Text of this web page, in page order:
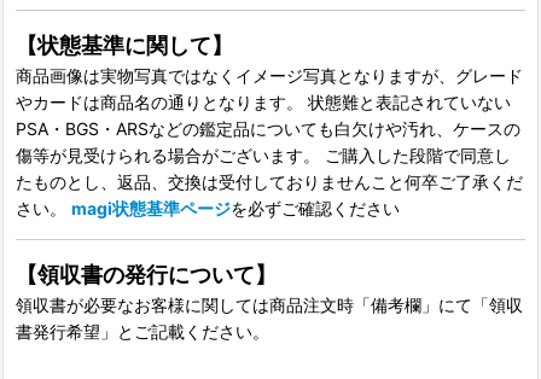
【状態基準に関して】
商品画像は実物写真ではなくイメージ写真となりますが、グレード
やカードは商品名の通りとなります。 状態難と表記されていない
PSA・BGS・ARSなどの鑑定品についても白欠けや汚れ、ケースの
傷等が見受けられる場合がございます。 ご購入した段階で同意し
たものとし、返品、交換は受付しておりませんこと何卒ご了承くだ
さい。 magi状態基準ページを必ずご確認ください
【領収書の発行について】
領収書が必要なお客様に関しては商品注文時「備考欄」にて「領収
書発行希望」とご記載ください。